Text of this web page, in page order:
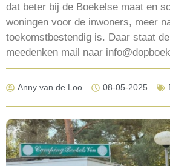
dat beter bij de Boekelse maat en
woningen voor de inwoners, meer
toekomstbestendig is. Daar staat
meedenken mail naar
Anny van de Loo 08-05-2025